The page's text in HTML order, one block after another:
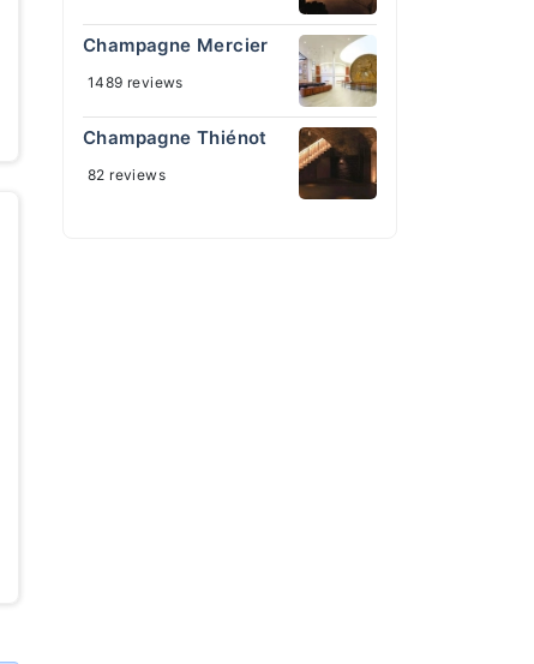
Champagne Mercier
1489 reviews
Champagne Thiénot
82 reviews